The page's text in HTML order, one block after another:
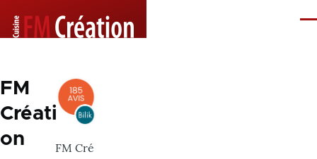
FM
Créati
on
FM Cré